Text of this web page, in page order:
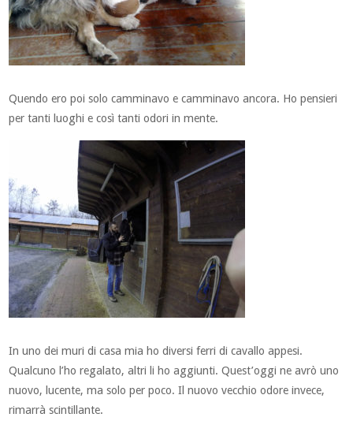
Quendo ero poi solo camminavo e camminavo ancora. Ho pensieri
per tanti luoghi e così tanti odori in mente.
In uno dei muri di casa mia ho diversi ferri di cavallo appesi.
Qualcuno l’ho regalato, altri li ho aggiunti. Quest’oggi ne avrò uno
nuovo, lucente, ma solo per poco. Il nuovo vecchio odore invece,
rimarrà scintillante.